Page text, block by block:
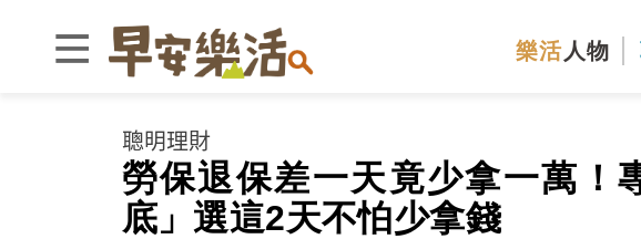
樂活 人物
聰明理財
勞保退保差一天竟少拿一萬！
底」選這2天不怕少拿錢